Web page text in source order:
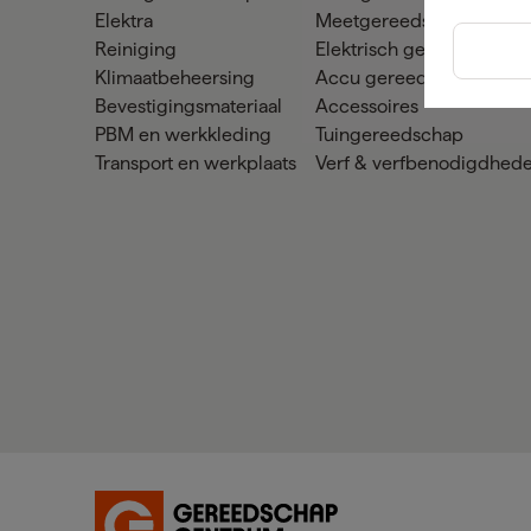
Elektra
Reiniging
Klimaatbeheersing
Bevestigingsmateriaal
PBM en werkkleding
Transport en werkplaats
Meetgereedschap
Elektrisch gereedschap
Accu gereedschap
Accessoires
Tuingereedschap
Verf &